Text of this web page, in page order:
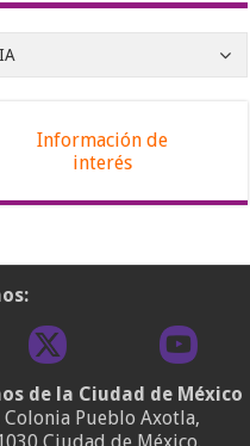
Información de
interés
de la Ciudad de México
Pueblo Axotla,